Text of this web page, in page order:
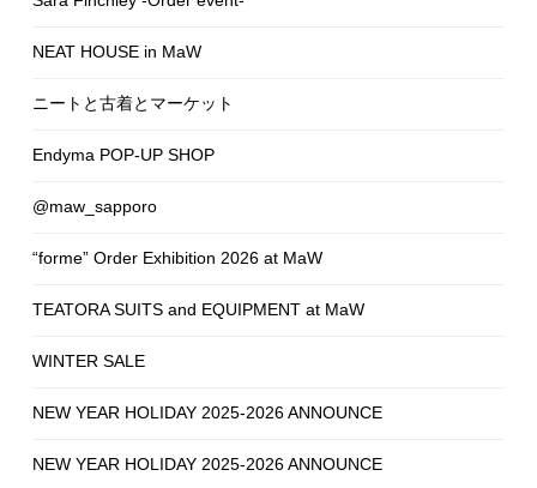
NEAT HOUSE in MaW
ニートと古着とマーケット
Endyma POP-UP SHOP
@maw_sapporo
“forme” Order Exhibition 2026 at MaW
TEATORA SUITS and EQUIPMENT at MaW
WINTER SALE
NEW YEAR HOLIDAY 2025-2026 ANNOUNCE
NEW YEAR HOLIDAY 2025-2026 ANNOUNCE